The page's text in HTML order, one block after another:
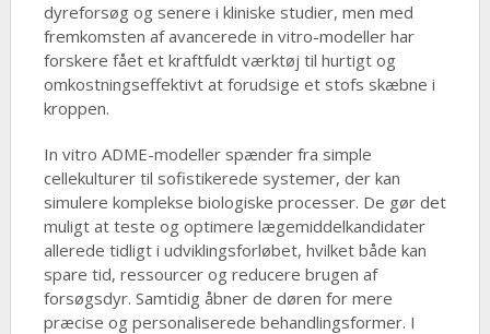
dyreforsøg og senere i kliniske studier, men med
fremkomsten af avancerede in vitro-modeller har
forskere fået et kraftfuldt værktøj til hurtigt og
omkostningseffektivt at forudsige et stofs skæbne i
kroppen.
In vitro ADME-modeller spænder fra simple
cellekulturer til sofistikerede systemer, der kan
simulere komplekse biologiske processer. De gør det
muligt at teste og optimere lægemiddelkandidater
allerede tidligt i udviklingsforløbet, hvilket både kan
spare tid, ressourcer og reducere brugen af
forsøgsdyr. Samtidig åbner de døren for mere
præcise og personaliserede behandlingsformer. I